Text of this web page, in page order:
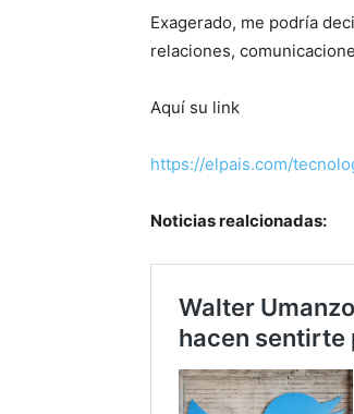
Exagerado, me podría
relaciones,
Aquí su link
https://elpais.com/
Noticias realcionadas: